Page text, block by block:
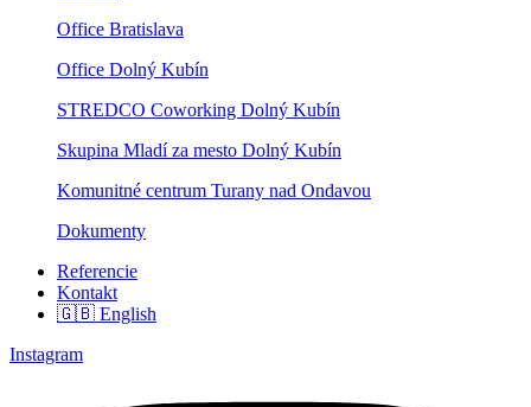
Office Bratislava
Office Dolný Kubín
STREDCO Coworking Dolný Kubín
Skupina Mladí za mesto Dolný Kubín
Komunitné centrum Turany nad Ondavou
Dokumenty
Referencie
Kontakt
🇬🇧 English
Instagram